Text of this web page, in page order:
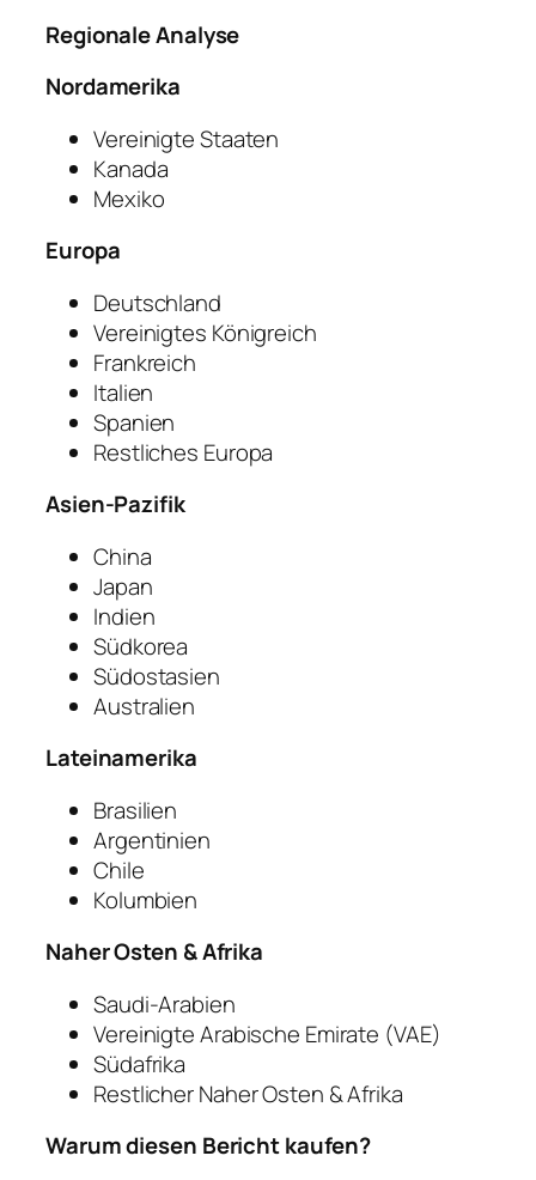
Regionale Analyse
Nordamerika
Vereinigte Staaten
Kanada
Mexiko
Europa
Deutschland
Vereinigtes Königreich
Frankreich
Italien
Spanien
Restliches Europa
Asien-Pazifik
China
Japan
Indien
Südkorea
Südostasien
Australien
Lateinamerika
Brasilien
Argentinien
Chile
Kolumbien
Naher Osten & Afrika
Saudi-Arabien
Vereinigte Arabische Emirate (VAE)
Südafrika
Restlicher Naher Osten & Afrika
Warum diesen Bericht kaufen?